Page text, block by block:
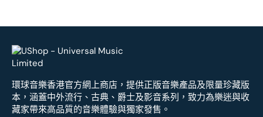
環球音樂香港官方網上商店，提供正版音樂產品及限量珍藏版
本，涵蓋中外流行、古典、爵士及影音系列，致力為樂迷與收
藏家帶來高品質的音樂體驗與獨家發售。